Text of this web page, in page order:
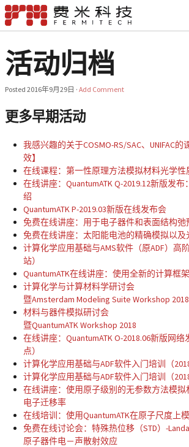
活动归档
Posted 2016年9月29日 · Add Comment
更多早期活动
我感兴趣的关于COSMO-RS/SAC、UNIFAC
效】
在线课程：第一性原理方法模拟材料光学性
在线讲座：QuantumATK Q-2019.12新版发
绍
QuantumATK P-2019.03新版在线发布会
免费在线讲座：用于电子器件和表面结构弛
免费在线讲座：太阳能电池的精确模拟以
计算化学应用基础与AMS软件（原ADF）高
站）
QuantumATK在线讲座：使用全新的计算框
计算化学与计算材料学研讨会
暨Amsterdam Modeling Suite Workshop 2018
材料与器件模拟研讨会
暨QuantumATK Workshop 2018
在线讲座：QuantumATK O-2018.06新版网
点）
计算化学应用基础与ADF软件入门培训（
计算化学应用基础与ADF软件入门培训（
在线讲座：使用原子级别的无参数方法模
电子迁移率
在线培训：使用QuantumATK在原子尺度上
免费在线讨论会：特殊热位移（STD）-
原子器件电－声散射效应